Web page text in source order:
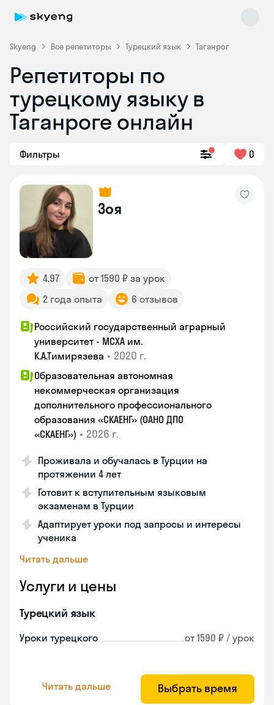
Skyeng Все репетиторы Турецкий язык Таганрог
Репетиторы по
турецкому языку в
Таганроге онлайн
Фильтры 0
Зоя
4.97
от 1590 ₽ за урок
2 года опыта
6 отзывов
Российский государственный аграрный
университет - МСХА им.
К.А.Тимирязева • 2020 г.
Образовательная автономная
некоммерческая организация
дополнительного профессионального
образования «СКАЕНГ» (ОАНО ДПО
«СКАЕНГ») • 2026 г.
Проживала и обучалась в Турции на
протяжении 4 лет
Готовит к вступительным языковым
экзаменам в Турции
Адаптирует уроки под запросы и интересы
ученика
Читать дальше
Услуги и цены
Турецкий язык
Уроки турецкого от 1590 ₽ / урок
Читать дальше Выбрать время
Skyeng Chat